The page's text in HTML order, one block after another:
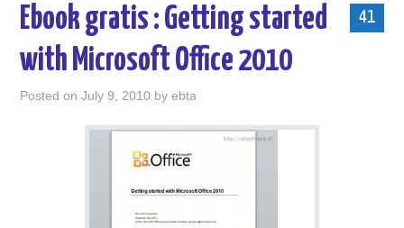
41
Ebook gratis : Getting started
with Microsoft Office 2010
Posted onJuly 9, 2010 byebta